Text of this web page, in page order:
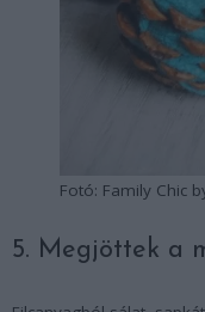
Fotó: Family Chic
5. Megjöttek a